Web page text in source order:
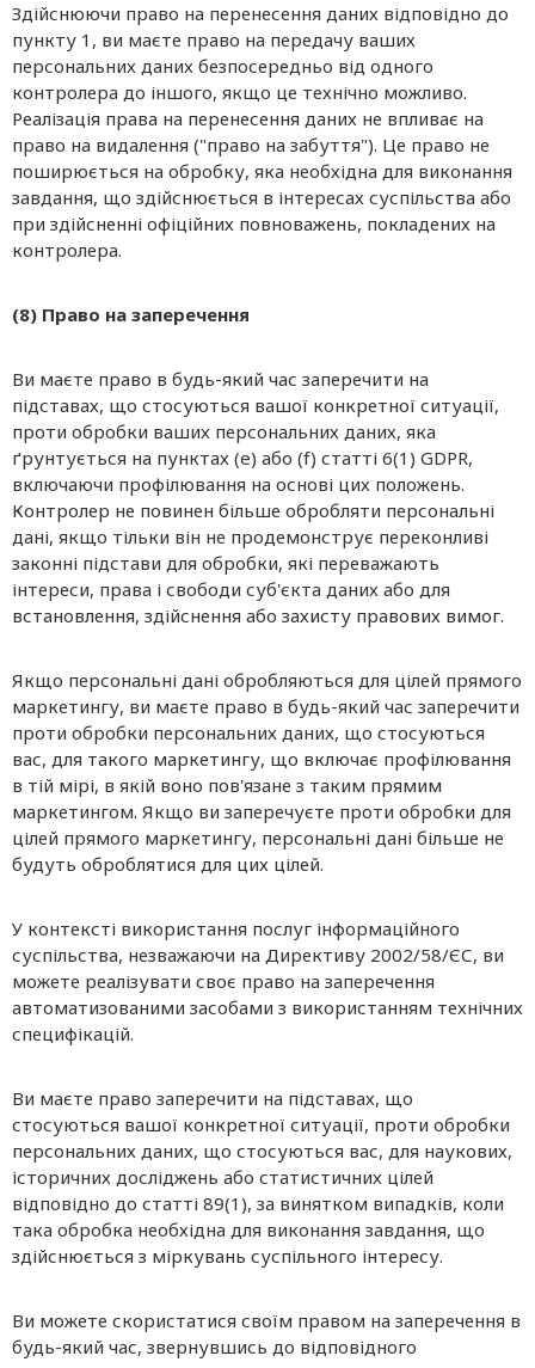
Здійснюючи право на перенесення даних відповідно до
пункту 1, ви маєте право на передачу ваших
персональних даних безпосередньо від одного
контролера до іншого, якщо це технічно можливо.
Реалізація права на перенесення даних не впливає на
право на видалення ("право на забуття"). Це право не
поширюється на обробку, яка необхідна для виконання
завдання, що здійснюється в інтересах суспільства або
при здійсненні офіційних повноважень, покладених на
контролера.
(8) Право на заперечення
Ви маєте право в будь-який час заперечити на
підставах, що стосуються вашої конкретної ситуації,
проти обробки ваших персональних даних, яка
ґрунтується на пунктах (e) або (f) статті 6(1) GDPR,
включаючи профілювання на основі цих положень.
Контролер не повинен більше обробляти персональні
дані, якщо тільки він не продемонструє переконливі
законні підстави для обробки, які переважають
інтереси, права і свободи суб'єкта даних або для
встановлення, здійснення або захисту правових вимог.
Якщо персональні дані обробляються для цілей прямого
маркетингу, ви маєте право в будь-який час заперечити
проти обробки персональних даних, що стосуються
вас, для такого маркетингу, що включає профілювання
в тій мірі, в якій воно пов'язане з таким прямим
маркетингом. Якщо ви заперечуєте проти обробки для
цілей прямого маркетингу, персональні дані більше не
будуть оброблятися для цих цілей.
У контексті використання послуг інформаційного
суспільства, незважаючи на Директиву 2002/58/ЄС, ви
можете реалізувати своє право на заперечення
автоматизованими засобами з використанням технічних
специфікацій.
Ви маєте право заперечити на підставах, що
стосуються вашої конкретної ситуації, проти обробки
персональних даних, що стосуються вас, для наукових,
історичних досліджень або статистичних цілей
відповідно до статті 89(1), за винятком випадків, коли
така обробка необхідна для виконання завдання, що
здійснюється з міркувань суспільного інтересу.
Ви можете скористатися своїм правом на заперечення в
будь-який час, звернувшись до відповідного